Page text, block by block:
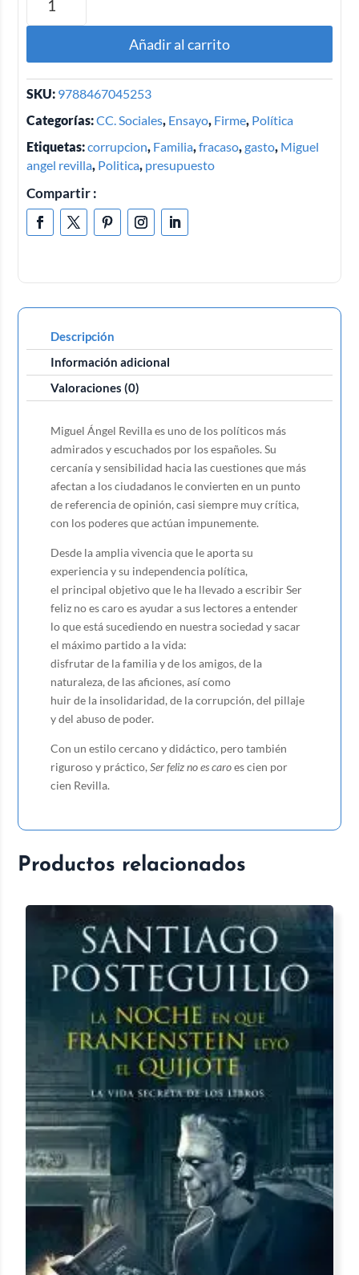
Añadir al carrito
SKU: 9788467045253
Categorías:CC. Sociales, Ensayo, Firme, Política
Etiquetas:corrupcion, Familia,fracaso,gasto, Miguel
angel revilla, Politica, presupuesto
Compartir :
Descripción
Información adicional
Valoraciones (0)
Miguel Ángel Revilla es uno de los políticos más
admirados y escuchados por los españoles. Su
cercanía y sensibilidad hacia las cuestiones que más
afectan a los ciudadanos le convierten en un punto
de referencia de opinión, casi siempre muy crítica,
con los poderes que actúan impunemente.
Desde la amplia vivencia que le aporta su
experiencia y su independencia política,
el principal objetivo que le ha llevado a escribir Ser
feliz no es caro es ayudar a sus lectores a entender
lo que está sucediendo en nuestra sociedad y sacar
el máximo partido a la vida:
disfrutar de la familia y de los amigos, de la
naturaleza, de las aficiones, así como
huir de la insolidaridad, de la corrupción, del pillaje
y del abuso de poder.
Con un estilo cercano y didáctico, pero también
riguroso y práctico,Ser feliz no es caroes cien por
cien Revilla.
Productos relacionados